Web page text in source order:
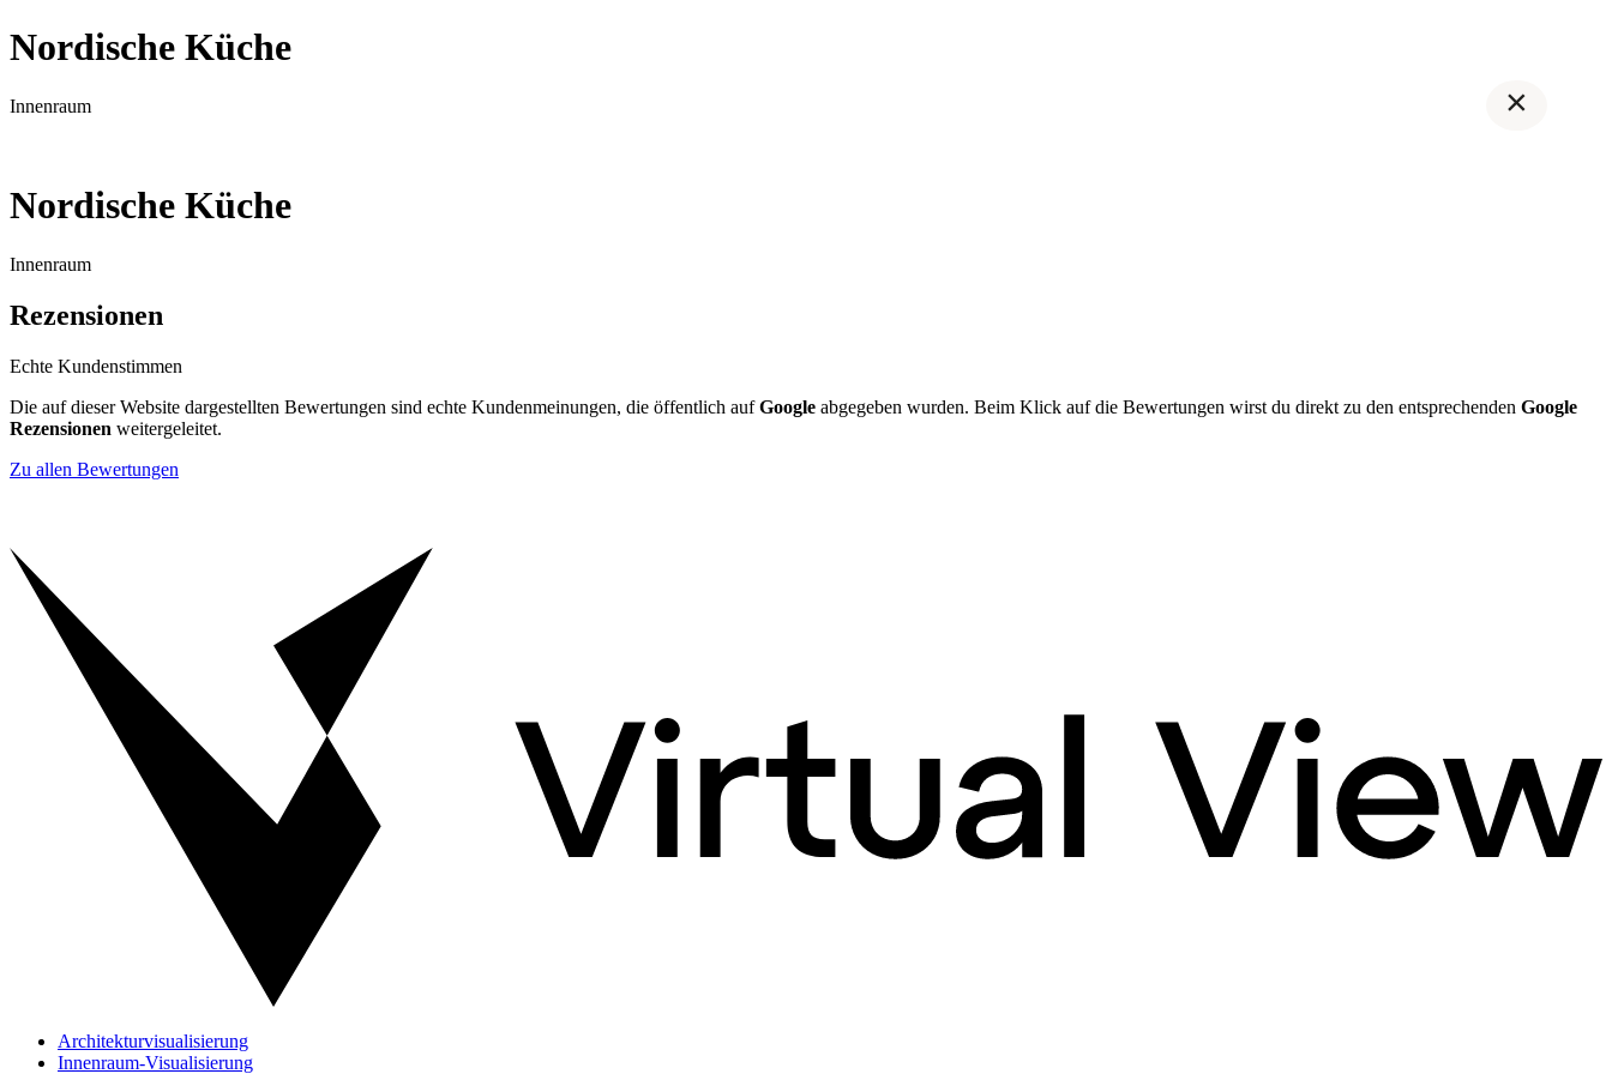
Nordische Küche
Innenraum
Nordische Küche
Innenraum
×
Rezensionen
Echte Kundenstimmen
Die auf dieser Website dargestellten Bewertungen sind echte Kundenmeinungen, die öffentlich aufGoogle abgegeben wurden. Beim Klick auf die Bewertungen wirst du direkt zu den entsprechenden Google
Rezensionen weitergeleitet.
Zu allen Bewertungen
Architekturvisualisierung
Innenraum-Visualisierung